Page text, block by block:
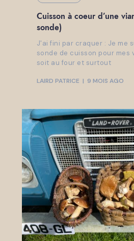
Cuisson à coeur d’une
sonde)
J'ai fini par craquer : Je me
sonde de cuisson pour mes
soit au four et surtout
LAIRD PATRICE 9 MOIS AGO